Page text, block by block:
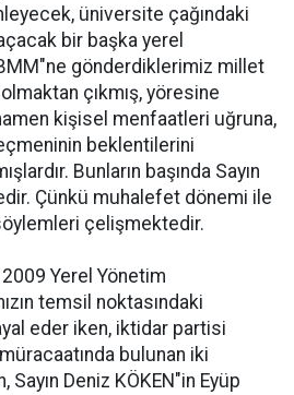
üniversite çağındaki
bir başka yerel
gönderdiklerimiz millet
çıkmış, yöresine
kişisel menfaatleri uğruna,
beklentilerini
Bunların başında Sayın
Çünkü muhalefet dönemi ile
çelişmektedir.
Yerel Yönetim
temsil noktasındaki
eder iken, iktidar partisi
bulunan iki
Deniz KÖKEN"in Eyüp